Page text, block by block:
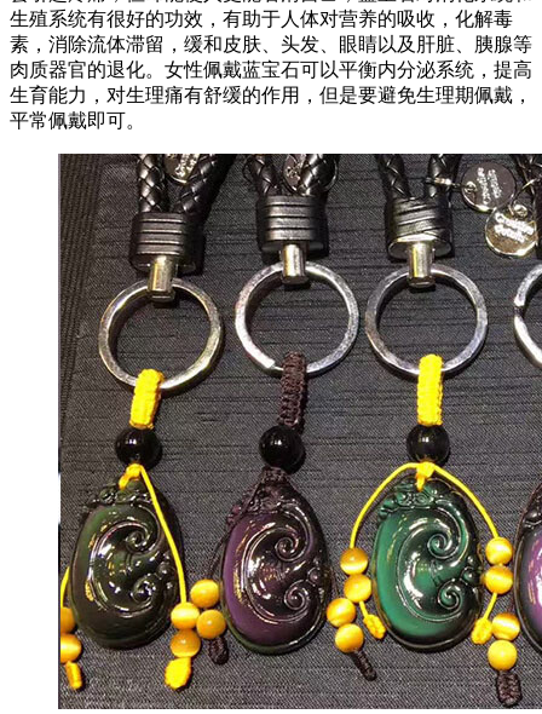
生殖系统有很好的功效，有助于人体对营养的吸收，化解毒
素，消除流体滞留，缓和皮肤、头发、眼睛以及肝脏、胰腺等
肉质器官的退化。女性佩戴蓝宝石可以平衡内分泌系统，提高
生育能力，对生理痛有舒缓的作用，但是要避免生理期佩戴，
平常佩戴即可。